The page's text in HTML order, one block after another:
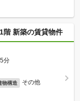
階 新築の賃貸物件
分
物構造 その他